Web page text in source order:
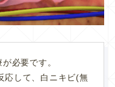
必要です。
応して、白ニキビ(無